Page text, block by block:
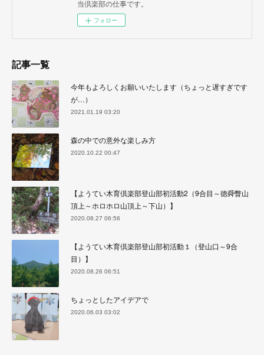
当倶楽部の仕事です。
フォロー
記事一覧
今年もよろしくお願いいたします（ちょっと遅すぎです
が…）
2021.01.19 03:20
森の中での意外な楽しみ方
2020.10.22 00:47
【ようてい木育倶楽部登山部初活動2（9合目～徳舜瞥山
頂上～ホロホロ山頂上～下山）】
2020.08.27 06:56
【ようてい木育倶楽部登山部初活動１（登山口～9合
目）】
2020.08.26 06:51
ちょっとしたアイデアで
2020.06.03 03:02